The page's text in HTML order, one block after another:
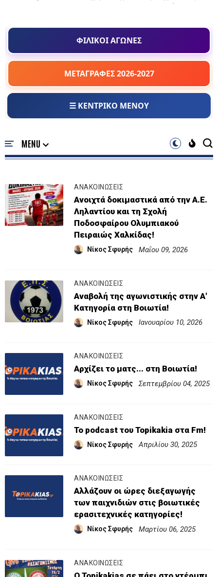
ΦΙΛΙΚΟΙ ΑΓΩΝΕΣ
ΜΕΤΑΓΡΑΦΕΣ 2026-2027
☰ ΚΕΝΤΡΙΚΟ ΜΕΝΟΥ
ΑΝΑΚΟΙΝΩΣΕΙΣ
Ανοιχτά δοκιμαστικά από την Α.Ε.
Ληλαντίου και τη Σχολή
Ποδοσφαίρου Ολυμπιακού
Πειραιώς Χαλκίδας!
Νίκος Σφυρής Μαΐου 09, 2026
ΑΝΑΚΟΙΝΩΣΕΙΣ
Αναβολή της αγωνιστικής στην Α'
Κατηγορία στη Βοιωτία!
Νίκος Σφυρής Ιανουαρίου 10, 2026
ΑΝΑΚΟΙΝΩΣΕΙΣ
Αρχίζει το ματς... στη Βοιωτία!
Νίκος Σφυρής Σεπτεμβρίου 04, 2025
ΑΝΑΚΟΙΝΩΣΕΙΣ
Το podcast του Topikakia στα Fm!
Νίκος Σφυρής Απριλίου 30, 2025
ΑΝΑΚΟΙΝΩΣΕΙΣ
Αλλάζουν οι ώρες διεξαγωγής
των παιχνιδιών στις βοιωτικές
ερασιτεχνικές κατηγορίες!
Νίκος Σφυρής Μαρτίου 06, 2025
ΑΝΑΚΟΙΝΩΣΕΙΣ